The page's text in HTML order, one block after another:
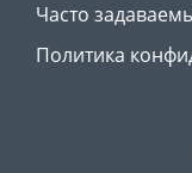
Часто
Политика